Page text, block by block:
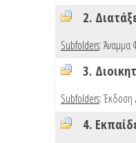
2.
Subfolders:Άναμμα
3.
Subfolders:Έκδοση
4.